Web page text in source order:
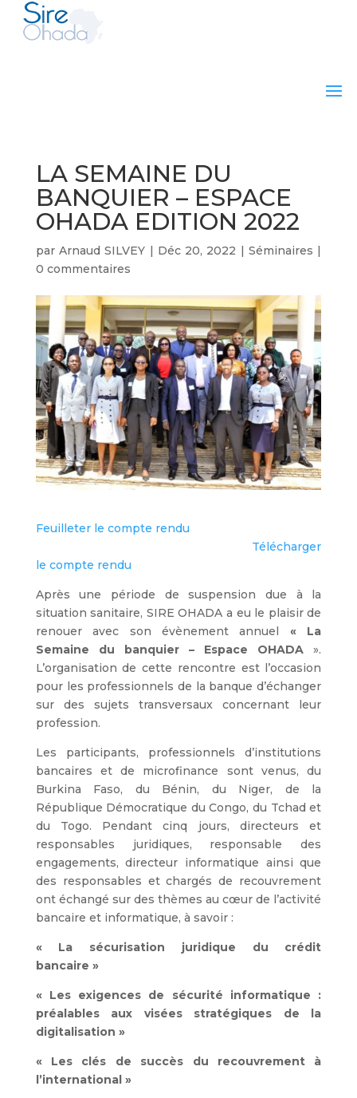
LA SEMAINE DU
BANQUIER – ESPACE
OHADA EDITION 2022
parArnaud SILVEY | Déc 20, 2022 | Séminaires |
0 commentaires
Feuilleter le compte rendu
Télécharger
le compte rendu
Après une période de suspension due à la
situation sanitaire, SIRE OHADA a eu le plaisir de
renouer avec son évènement annuel « La
Semaine du banquier – Espace OHADA».
L’organisation de cette rencontre est l’occasion
pour les professionnels de la banque d’échanger
sur des sujets transversaux concernant leur
profession.
Les participants, professionnels d’institutions
bancaires et de microfinance sont venus, du
Burkina Faso, du Bénin, du Niger, de la
République Démocratique du Congo, du Tchad et
du Togo. Pendant cinq jours, directeurs et
responsables juridiques, responsable des
engagements, directeur informatique ainsi que
des responsables et chargés de recouvrement
ont échangé sur des thèmes au cœur de l’activité
bancaire et informatique, à savoir :
« La sécurisation juridique du crédit
bancaire »
« Les exigences de sécurité informatique :
préalables aux visées stratégiques de la
digitalisation »
« Les clés de succès du recouvrement à
l’international »